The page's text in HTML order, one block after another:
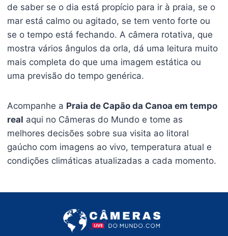
de saber se o dia está propício para ir à praia, se o
mar está calmo ou agitado, se tem vento forte ou
se o tempo está fechando. A câmera rotativa, que
mostra vários ângulos da orla, dá uma leitura muito
mais completa do que uma imagem estática ou
uma previsão do tempo genérica.
Acompanhe a Praia de Capão da Canoa em tempo
real aqui no Câmeras do Mundo e tome as
melhores decisões sobre sua visita ao litoral
gaúcho com imagens ao vivo, temperatura atual e
condições climáticas atualizadas a cada momento.